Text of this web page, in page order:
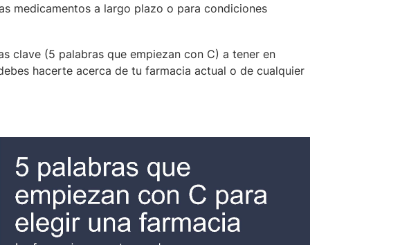
medicamentos a largo plazo o para condiciones
clave (5 palabras que empiezan con C) a tener en
hacerte acerca de tu farmacia actual o de cualquier